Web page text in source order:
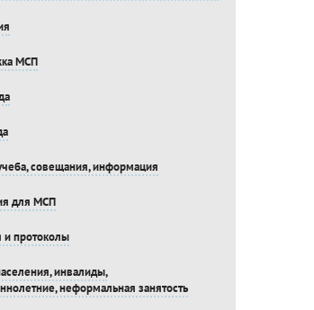
МСП
совещания, информация
для МСП
протоколы
инвалиды,
неформальная занятость